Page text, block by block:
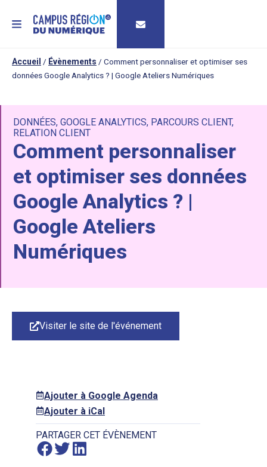
MENU
Accueil / Évènements / Comment personnaliser et optimiser ses
données Google Analytics ? | Google Ateliers Numériques
DONNÉES, GOOGLE ANALYTICS, PARCOURS CLIENT,
RELATION CLIENT
Comment personnaliser
et optimiser ses données
Google Analytics ? |
Google Ateliers
Numériques
Visiter le site de l'événement
Ajouter à Google Agenda
Ajouter à iCal
PARTAGER CET ÉVÈNEMENT